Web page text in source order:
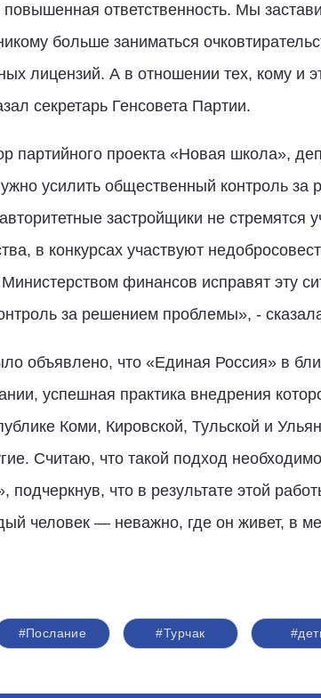
ответственность. Мы
больше заниматься
лицензий. А в отношении тех, кому и
секретарь Генсовета Партии.
партийного проекта «Новая школа»,
усилить общественный контроль
застройщики не стремятся
в конкурсах участвуют
Министерством финансов исправят эту
за решением проблемы», -
объявлено, что «Единая Россия» в
успешная практика внедрения
Коми, Кировской, Тульской и
Считаю, что такой подход
подчеркнув, что в результате этой
человек — неважно, где он живет, в
#Послание #Турчак